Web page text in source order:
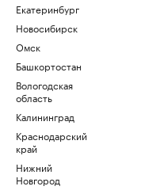
Екатеринбург
Новосибирск
Омск
Башкортостан
Вологодская
область
Калининград
Краснодарский
край
Нижний
Новгород